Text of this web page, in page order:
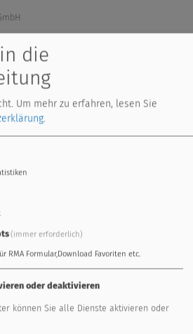
send
Imprint
die
Um mehr zu erfahren, lesen Sie
.
(immer erforderlich)
RMA Formular,Download Favoriten etc.
oder deaktivieren
können Sie alle Dienste aktivieren oder